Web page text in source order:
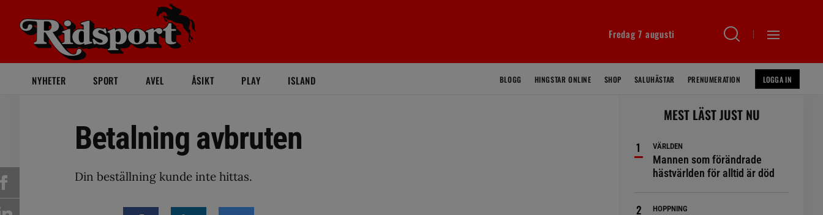
Fredag 7 augusti
NYHETER SPORT AVEL ÅSIKT PLAY ISLAND BLOGG HINGSTAR ONLINE SHOP SALUHÄSTAR PRENUMERATION LOGGA IN
Betalning avbruten
Din beställning kunde inte hittas.
MEST LÄST JUST NU
VÄRLDEN
Mannen som förändrade
hästvärlden för alltid är död
HOPPNING